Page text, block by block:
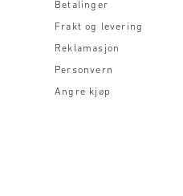
Betalinger
Frakt og levering
Reklamasjon
Personvern
Angre kjøp